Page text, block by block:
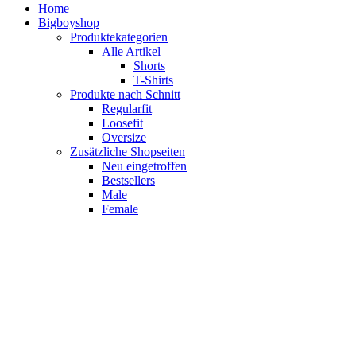
Home
Bigboyshop
Produktekategorien
Alle Artikel
Shorts
T-Shirts
Produkte nach Schnitt
Regularfit
Loosefit
Oversize
Zusätzliche Shopseiten
Neu eingetroffen
Bestsellers
Male
Female